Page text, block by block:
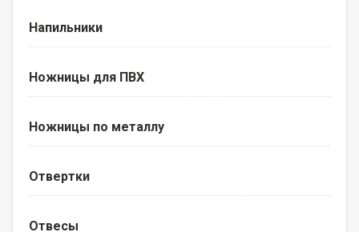
Напильники
Ножницы для ПВХ
Ножницы по металлу
Отвертки
Отвесы